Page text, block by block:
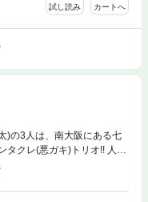
試し読み カートへ
)の3人は、南大阪にある七
タクレ(悪ガキ)トリオ!! 人生
が、複雑に絡み合いながら
た。男として、人間とし
りなすゴンタクレたちの｢黄